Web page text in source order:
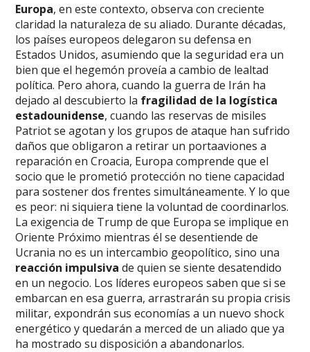
Europa, en este contexto, observa con creciente
claridad la naturaleza de su aliado. Durante décadas,
los países europeos delegaron su defensa en
Estados Unidos, asumiendo que la seguridad era un
bien que el hegemón proveía a cambio de lealtad
política. Pero ahora, cuando la guerra de Irán ha
dejado al descubierto la fragilidad de la logística
estadounidense, cuando las reservas de misiles
Patriot se agotan y los grupos de ataque han sufrido
daños que obligaron a retirar un portaaviones a
reparación en Croacia, Europa comprende que el
socio que le prometió protección no tiene capacidad
para sostener dos frentes simultáneamente. Y lo que
es peor: ni siquiera tiene la voluntad de coordinarlos.
La exigencia de Trump de que Europa se implique en
Oriente Próximo mientras él se desentiende de
Ucrania no es un intercambio geopolítico, sino una
reacción impulsivade quien se siente desatendido
en un negocio. Los líderes europeos saben que si se
embarcan en esa guerra, arrastrarán su propia crisis
militar, expondrán sus economías a un nuevo shock
energético y quedarán a merced de un aliado que ya
ha mostrado su disposición a abandonarlos.